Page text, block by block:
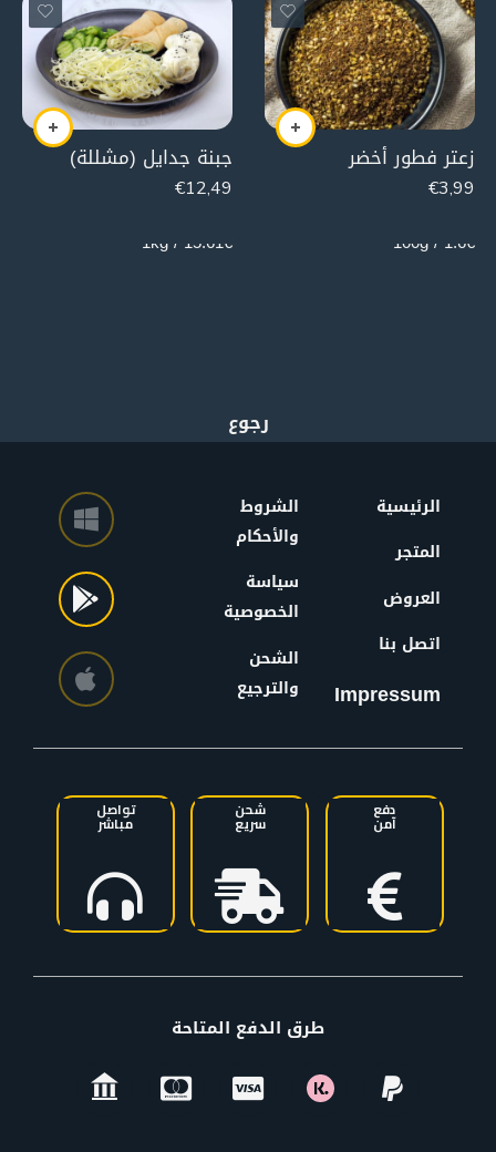
زعتر فطور أخضر
€3,99
1.6€ / 100g
جبنة جدايل (مشللة)
€12,49
15.61€ / 1kg
الرئيسية
المتجر
العروض
اتصل بنا
Impressum
الشروط
والأحكام
سياسة
الخصوصية
الشحن
والترجيع
دفع
آمن
شحن
سريع
تواصل
مباشر
طرق الدفع المتاحة